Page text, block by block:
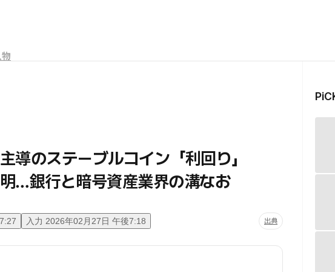
導のステーブルコイン「利回り」
…銀行と暗号資産業界の溝なお
入力 2026年02月27日 午後7:18 出典